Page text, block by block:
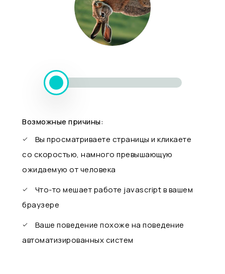
Возможные причины:
Вы просматриваете страницы и кликаете
со скоростью, намного превышающую
ожидаемую от человека
Что-то мешает работе javascript в вашем
браузере
Ваше поведение похоже на поведение
автоматизированных систем